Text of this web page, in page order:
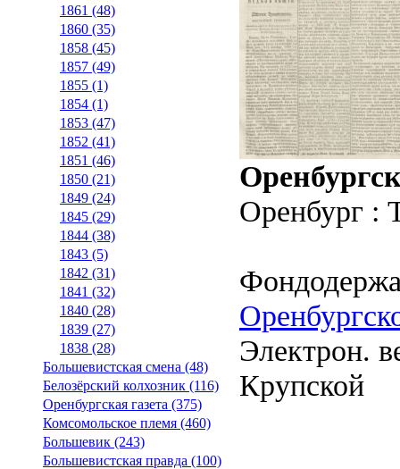
1861 (48)
1860 (35)
1858 (45)
1857 (49)
1855 (1)
1854 (1)
1853 (47)
1852 (41)
1851 (46)
1850 (21)
1849 (24)
1845 (29)
1844 (38)
1843 (5)
1842 (31)
1841 (32)
1840 (28)
1839 (27)
1838 (28)
Большевистская смена (48)
Белозёрский колхозник (116)
Оренбургская газета (375)
Комсомольское племя (460)
Большевик (243)
Большевистская правда (100)
Оренбург :
Электрон.
Крупской